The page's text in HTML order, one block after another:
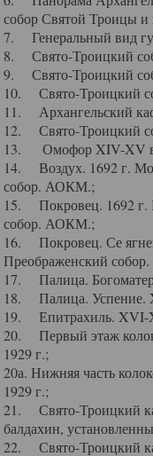
собор Святой Троицы и
7. Генеральный вид
8. Свято-Троицкий
9. Свято-Троицкий
10. Свято-Троицкий
11. Архангельский
12. Свято-Троицкий
13. Омофор XIV-XV
14. Воздух. 1692 г.
собор. АОКМ.;
15. Покровец. 1692 г.
собор. АОКМ.;
16. Покровец. Се
Преображенский
17. Палица.
18. Палица. Успение.
19. Епитрахиль.
20. Первый этаж
1929 г.;
20а. Нижняя часть
1929 г.;
21. Свято-Троицкий
балдахин,
22. Свято-Троицкий